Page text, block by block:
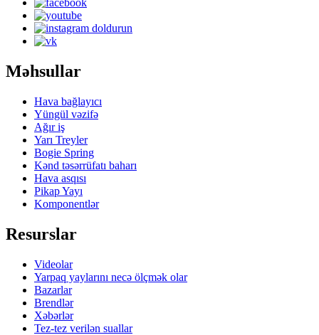
Məhsullar
Hava bağlayıcı
Yüngül vəzifə
Ağır iş
Yarı Treyler
Bogie Spring
Kənd təsərrüfatı baharı
Hava asqısı
Pikap Yayı
Komponentlər
Resurslar
Videolar
Yarpaq yaylarını necə ölçmək olar
Bazarlar
Brendlər
Xəbərlər
Tez-tez verilən suallar